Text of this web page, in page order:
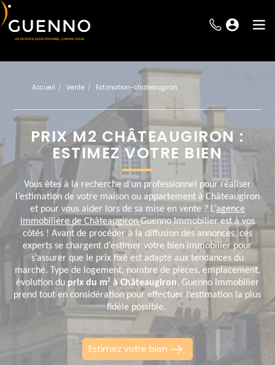
Accueil Vente Estimation-chateaugiron
PRIX M2 CHÂTEAUGIRON :
ESTIMEZ VOTRE BIEN
Vous êtes à la recherche d’un professionnel pour réaliser
l’estimation de votre maison ou appartement à Châteaugiron
et pour vous aider lors de sa mise en vente ? L’agence
immobilière de ChâteaugironGuenno Immobilier est à vos
côtés ! Avant de procéder à la diffusion des annonces, ces
experts se chargent d’estimer votre bien immobilier pour
s’assurer que le prix fixé est adapté aux tendances du
marché. Type de logement, nombre de pièces, emplacement,
évolution duprix du m2à Châteaugiron, Guenno Immobilier
prend tout en considération pour effectuer l’estimation la plus
fidèle possible.
Estimez votre bien